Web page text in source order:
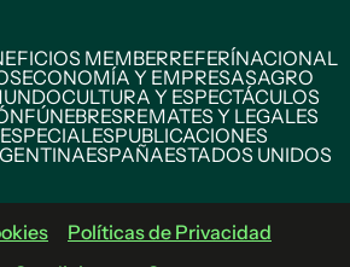
MEMBERREFERÍNACIONAL
ECONOMÍA Y EMPRESASAGRO
CULTURA Y ESPECTÁCULOS
FÚNEBRESREMATES Y LEGALES
PUBLICACIONES
ESPAÑAESTADOS UNIDOS
Políticas de Privacidad